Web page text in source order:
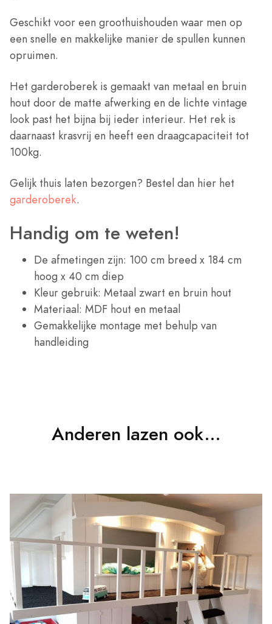
Geschikt voor een groothuishouden waar men op
een snelle en makkelijke manier de spullen kunnen
opruimen.
Het garderoberek is gemaakt van metaal en bruin
hout door de matte afwerking en de lichte vintage
look past het bijna bij ieder interieur. Het rek is
daarnaast krasvrij en heeft een draagcapaciteit tot
100kg.
Gelijk thuis laten bezorgen? Bestel dan hier het
garderoberek.
Handig om te weten!
De afmetingen zijn: 100 cm breed x 184 cm
hoog x 40 cm diep
Kleur gebruik: Metaal zwart en bruin hout
Materiaal: MDF hout en metaal
Gemakkelijke montage met behulp van
handleiding
Anderen lazen ook...